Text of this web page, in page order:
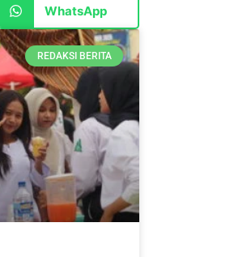
WhatsApp
REDAKSI BERITA